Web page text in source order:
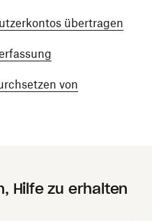
übertragen
von
Hilfe zu erhalten